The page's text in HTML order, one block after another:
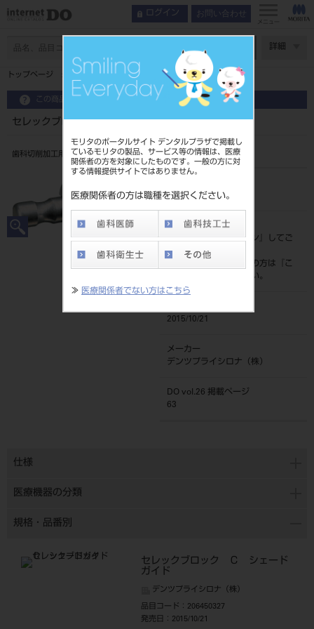
モリタのポータルサイト デンタルプラザで掲載し
ているモリタの製品、サービス等の情報は、医療
関係者の方を対象にしたものです。一般の方に対
する情報提供サイトではありません。
医療関係者の方は職種を選択ください。
≫ 医療関係者でない方はこちら
ログイン お問い合わせ
メニュー
詳細
トップページ セレックブロック C PC 14 （8入）
この商品に関するお問い合わせ
セレックブロック C PC 14 （8入）
歯科切削加工用セラミックス
206450325
標準価格
ログイン
』してご
覧ください。
ネット会員登録がまだの方は『
こ
』より登録ください。
2015/10/21
メーカー
デンツプライシロナ（株）
DO vol.26 掲載ページ
63
仕様
医療機器の分類
規格・品番別
セレックブロック Ｃ シェード
ガイド
デンツプライシロナ（株）
品目コード ：206450327
発売日
：2015/10/21